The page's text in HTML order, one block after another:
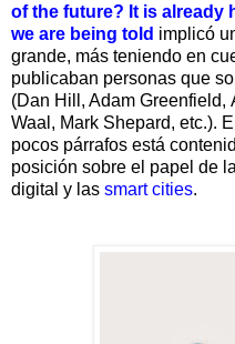
of the future? It is already
we are being told implicó
grande, más teniendo en
publicaban personas que
(Dan Hill, Adam Greenfield,
Waal, Mark Shepard, etc.).
pocos párrafos está
posición sobre el papel de
digital y las smart cities.